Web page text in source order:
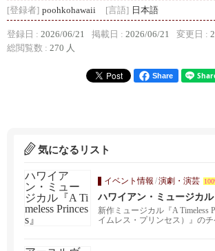
[登録者] poohkohawaii [言語] 日本語
登録日 : 2026/06/21 掲載日 : 2026/06/21 変更日 :
総閲覧数 : 270 人
Share
気になるリスト
イベント情報 /演劇・演芸
ハワイアン・ミュージカル
rincess』
新作ミュージカル『A Timeless
イムレス・プリンセス）』のチ